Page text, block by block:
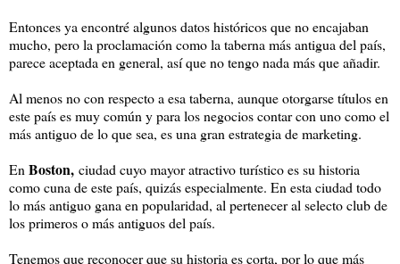
Entonces ya encontré algunos datos históricos que no encajaban
mucho, pero la proclamación como la taberna más antigua del país,
parece aceptada en general, así que no tengo nada más que añadir.
Al menos no con respecto a esa taberna, aunque otorgarse títulos en
este país es muy común y para los negocios contar con uno como el
más antiguo de lo que sea, es una gran estrategia de marketing.
En Boston, ciudad cuyo mayor atractivo turístico es su historia
como cuna de este país, quizás especialmente. En esta ciudad todo
lo más antiguo gana en popularidad, al pertenecer al selecto club de
los primeros o más antiguos del país.
Tenemos que reconocer que su historia es corta, por lo que más